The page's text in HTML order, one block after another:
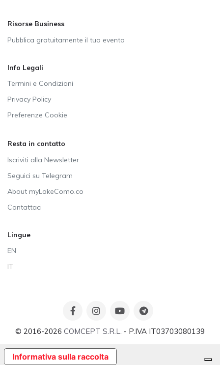
Risorse Business
Pubblica gratuitamente il tuo evento
Info Legali
Termini e Condizioni
Privacy Policy
Preferenze Cookie
Resta in contatto
Iscriviti alla Newsletter
Seguici su Telegram
About myLakeComo.co
Contattaci
Lingue
EN
IT
© 2016-2026 COMCEPT S.R.L. - P.IVA IT03703080139
Informativa sulla raccolta